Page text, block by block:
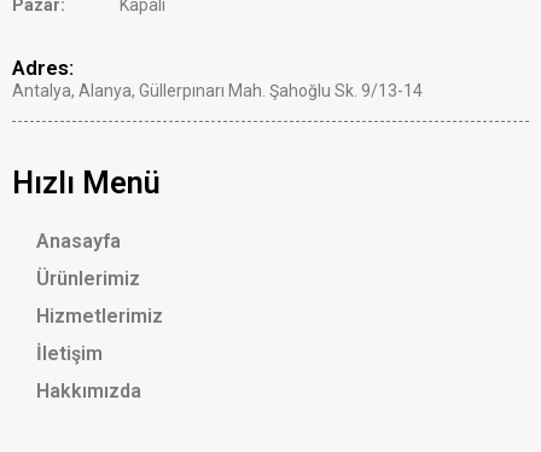
Pazar: Kapalı
Adres:
Antalya, Alanya, Güllerpınarı Mah. Şahoğlu Sk. 9/13-14
Hızlı Menü
Anasayfa
Ürünlerimiz
Hizmetlerimiz
İletişim
Hakkımızda